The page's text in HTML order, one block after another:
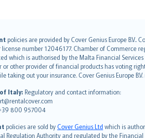
policies are provided by Cover Genius Europe
number 12046177. Chamber of Commerce
which is authorised by the Malta Financial
or other provider of financial products has voting
taking out your insurance. Cover Genius Europe
Italy: Regulatory and contact information:
800 957004
policies are sold byCover Genius Ltd which is
Regulation Authority and regulated by the